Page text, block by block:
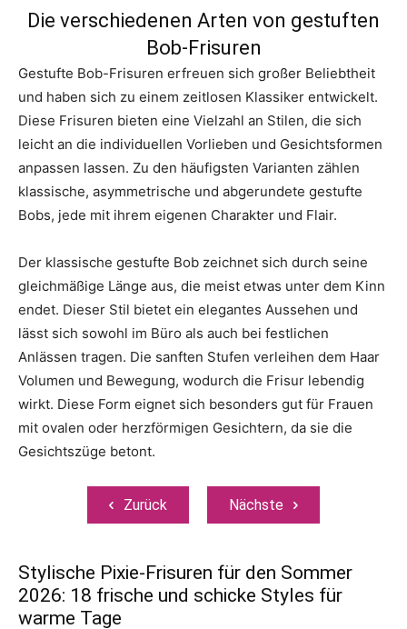
Die verschiedenen Arten von gestuften
Bob-Frisuren
Gestufte Bob-Frisuren erfreuen sich großer Beliebtheit
und haben sich zu einem zeitlosen Klassiker entwickelt.
Diese Frisuren bieten eine Vielzahl an Stilen, die sich
leicht an die individuellen Vorlieben und Gesichtsformen
anpassen lassen. Zu den häufigsten Varianten zählen
klassische, asymmetrische und abgerundete gestufte
Bobs, jede mit ihrem eigenen Charakter und Flair.
Der klassische gestufte Bob zeichnet sich durch seine
gleichmäßige Länge aus, die meist etwas unter dem Kinn
endet. Dieser Stil bietet ein elegantes Aussehen und
lässt sich sowohl im Büro als auch bei festlichen
Anlässen tragen. Die sanften Stufen verleihen dem Haar
Volumen und Bewegung, wodurch die Frisur lebendig
wirkt. Diese Form eignet sich besonders gut für Frauen
mit ovalen oder herzförmigen Gesichtern, da sie die
Gesichtszüge betont.
Zurück Nächste
Stylische Pixie-Frisuren für den Sommer
2026: 18 frische und schicke Styles für
warme Tage